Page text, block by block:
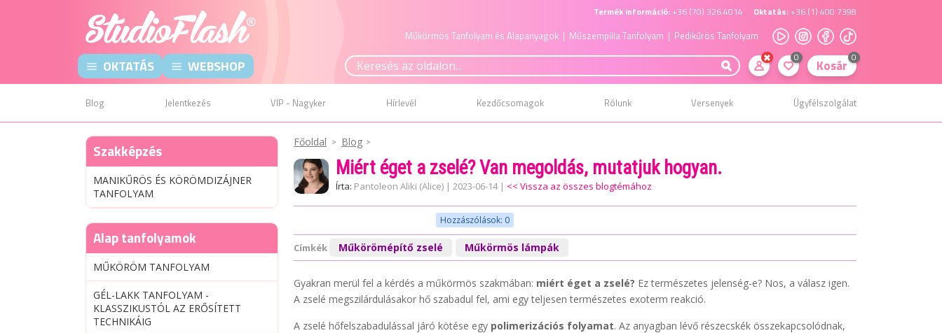
Termék információ: +36 (70) 326 4014 Oktatás: +36 (1) 400 7398
Műkörmös Tanfolyam és Alapanyagok | Műszempilla Tanfolyam | Pedikűrös Tanfolyam
OKTATÁS WEBSHOP 0 Kosár 0
Blog Jelentkezés VIP - Nagyker Hírlevél Kezdőcsomagok Rólunk Versenyek Ügyfélszolgálat
Főoldal Blog
Miért éget a zselé? Van megoldás, mutatjuk hogyan.
Írta: Pantoleon Aliki (Alice)| 2023-06-14 | << Vissza az összes blogtémához
Hozzászólások: 0
Címkék Műkörömépítő zselé Műkörmös lámpák
Gyakran merül fel a kérdés a műkörmös szakmában: miért éget a zselé? Ez természetes jelenség-e? Nos, a válasz igen.
A zselé megszilárdulásakor hő szabadul fel, ami egy teljesen természetes exoterm reakció.
A zselé hőfelszabadulással járó kötése egy polimerizációs folyamat. Az anyagban lévő részecskék összekapcsolódnak,
Szakképzés
MANIKŰRÖS ÉS KÖRÖMDIZÁJNER
TANFOLYAM
Alap tanfolyamok
MŰKÖRÖM TANFOLYAM
GÉL-LAKK TANFOLYAM -
KLASSZIKUSTÓL AZ ERŐSÍTETT
TECHNIKÁIG